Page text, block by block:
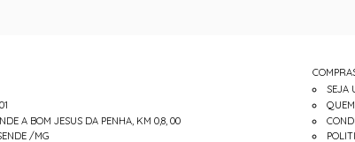
A BOM JESUS DA PENHA, KM 0,8, 00
/MG
SEJA